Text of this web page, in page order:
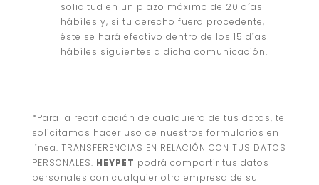
solicitud en un plazo máximo de 20 días
hábiles y, si tu derecho fuera procedente,
éste se hará efectivo dentro de los 15 días
hábiles siguientes a dicha comunicación.
*Para la rectificación de cualquiera de tus datos, te
solicitamos hacer uso de nuestros formularios en
línea. TRANSFERENCIAS EN RELACIÓN CON TUS DATOS
PERSONALES. HEYPET podrá compartir tus datos
personales con cualquier otra empresa de su